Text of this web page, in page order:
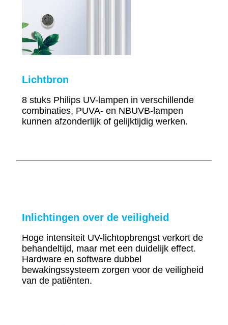
Lichtbron
8 stuks Philips UV-lampen in verschillende
combinaties, PUVA- en NBUVB-lampen
kunnen afzonderlijk of gelijktijdig werken.
Inlichtingen over de veiligheid
Hoge intensiteit UV-lichtopbrengst verkort de
behandeltijd, maar met een duidelijk effect.
Hardware en software dubbel
bewakingssysteem zorgen voor de veiligheid
van de patiënten.